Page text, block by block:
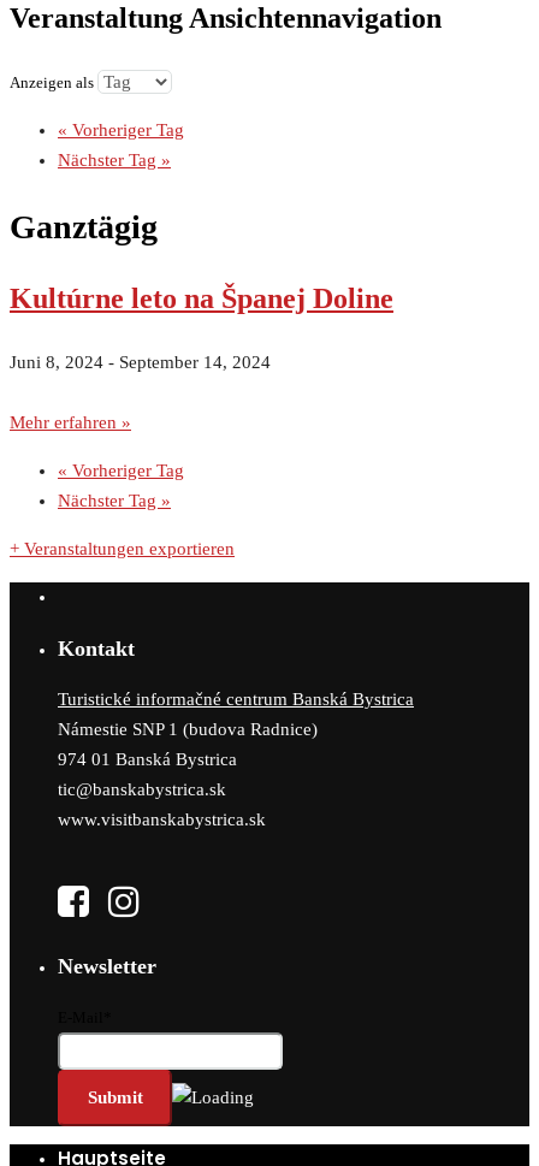
Veranstaltung Ansichtennavigation
Anzeigen als
« Vorheriger Tag
Nächster Tag »
Ganztägig
Kultúrne leto na Španej Doline
Juni 8, 2024 - September 14, 2024
Mehr erfahren »
« Vorheriger Tag
Nächster Tag »
+ Veranstaltungen exportieren
Kontakt
Turistické informačné centrum Banská Bystrica
Námestie SNP 1 (budova Radnice)
974 01 Banská Bystrica
tic@banskabystrica.sk
www.visitbanskabystrica.sk
Newsletter
Hauptseite